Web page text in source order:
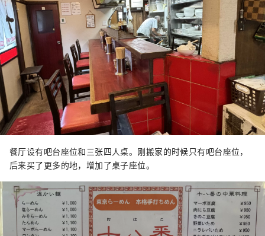
餐厅设有吧台座位和三张四人桌。刚搬家的时候只有吧台座位，
后来买了更多的地，增加了桌子座位。